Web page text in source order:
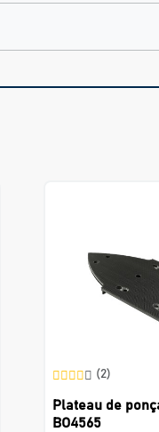
(2)
Plateau de
BO4565